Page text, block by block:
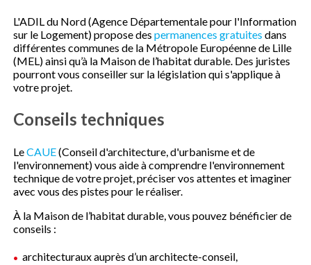
L'ADIL du Nord (Agence Départementale pour l'Information
sur le Logement) propose des permanences gratuites dans
différentes communes de la Métropole Européenne de Lille
(MEL) ainsi qu’à la Maison de l’habitat durable. Des juristes
pourront vous conseiller sur la législation qui s'applique à
votre projet.
Conseils techniques
LeCAUE(Conseil d'architecture, d'urbanisme et de
l'environnement) vous aide à comprendre l'environnement
technique de votre projet, préciser vos attentes et imaginer
avec vous des pistes pour le réaliser.
À la Maison de l’habitat durable, vous pouvez bénéficier de
conseils :
architecturaux auprès d’un architecte-conseil,